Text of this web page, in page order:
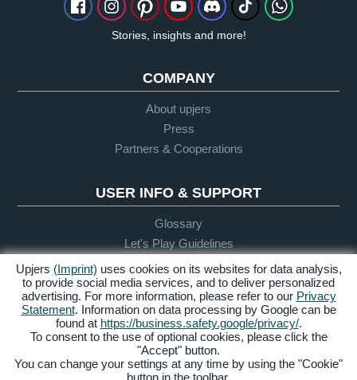
Stories, insights and more!
COMPANY
About upjers
Press
Partners & Cooperations
USER INFO & SUPPORT
Glossary
Let's Play Guidelines
Support
Credits &
Legal Notice
Privacy
Policy
Terms &
Conditions
Accessibility
Manage Cookies
Upjers (Imprint) uses cookies on its websites for data analysis,
to provide social media services, and to deliver personalized
advertising. For more information, please refer to our Privacy
Statement. Information on data processing by Google can be
found at https://business.safety.google/privacy/.
To consent to the use of optional cookies, please click the
"Accept" button.
You can change your settings at any time by using the "Cookie"
button in the toolbar.